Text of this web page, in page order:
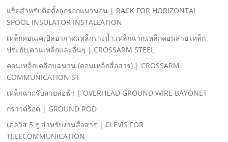
แร็คสําหรับติดตั้งลูกรอกแนวนอน | RACK FOR HORIZONTAL
SPOOL INSULATOR INSTALLATION
เหล็กคอนเคเบิลอากาศ,เหล็กรางนํ้า,เหล็กฉาก,เหล็กคอนสาย,เหล็ก
ประกับ,คานเหล็กและอื่นๆ | CROSSARM STEEL
คอนเหล็กเคลือบฉนวน (คอนเหล็กสื่อสาร) | CROSSARM
COMMUNICATION ST
เหล็กฉากรับสายล่อฟ้า | OVERHEAD GROUND WIRE BAYONET
กราวด์ร็อด | GROUND ROD
เคลวิส 5 รู สําหรับงานสื่อสาร | CLEVIS FOR
TELECOMMUNICATION